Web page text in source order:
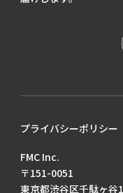
プライバシーポリシー
FMC Inc.
〒151-0051
東京都渋谷区千駄ヶ